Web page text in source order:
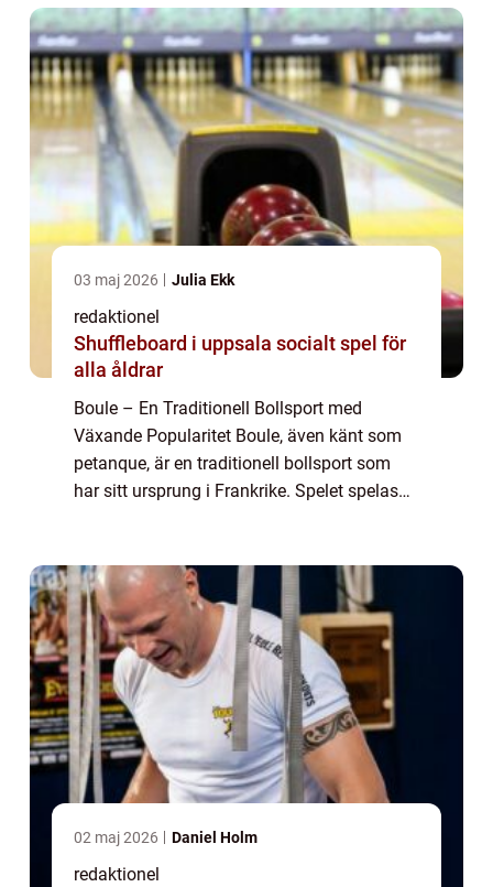
03 maj 2026 Julia Ekk
redaktionel
Shuffleboard i uppsala socialt spel för
alla åldrar
Boule – En Traditionell Bollsport med
Växande Popularitet Boule, även känt som
petanque, är en traditionell bollsport som
har sitt ursprung i Frankrike. Spelet spelas
02 maj 2026 Daniel Holm
redaktionel